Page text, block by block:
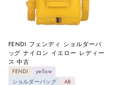
FENDI フェンディ ショルダーバ
ッグ ナイロン イエロー レディー
ス 中古
FENDI
yellow
ショルダーバッグ
AB